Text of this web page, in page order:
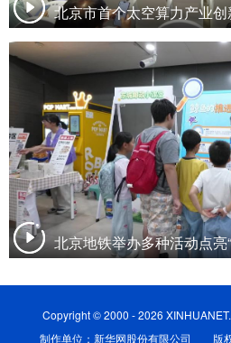
北京市首个太空算力产业
北京地铁举办多种活动点亮
Copyright © 2000 - 2026
制作单位：新华网股份有限公司 版